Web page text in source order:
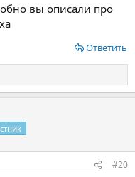
вы описали про
Ответить
#20